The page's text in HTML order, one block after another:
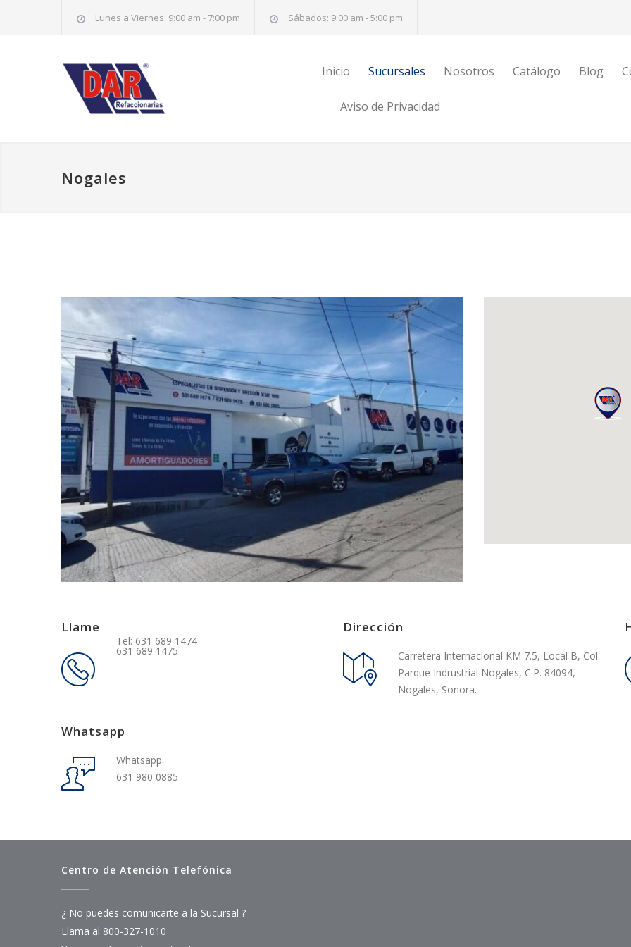
Lunes a Viernes: 9:00 am - 7:00 pm Sábados: 9:00 am - 5:00 pm
Inicio Sucursales Nosotros Catálogo Blog
Aviso de Privacidad
Nogales
Llame
Tel: 631 689 1474
631 689 1475
Whatsapp
Whatsapp:
631 980 0885
Dirección
Carretera Internacional KM 7.5, Local B, Col.
Parque Indrustrial Nogales, C.P. 84094,
Nogales, Sonora.
Centro de Atención Telefónica
¿ No puedes comunicarte a la Sucursal ?
Llama al 800-327-1010